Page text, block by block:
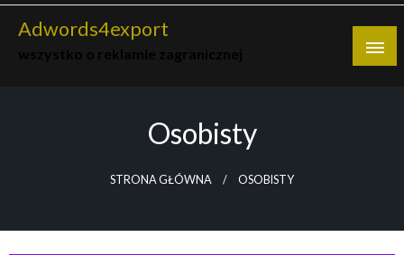
Skip
Adwords4export
Osobisty
STRONA GŁÓWNA OSOBISTY